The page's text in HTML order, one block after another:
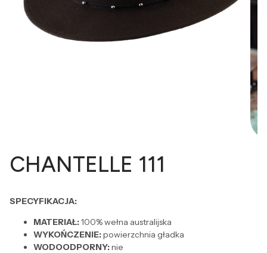
CHANTELLE 111
SPECYFIKACJA:
MATERIAŁ:100% wełna australijska
WYKOŃCZENIE:powierzchnia gładka
WODOODPORNY:nie